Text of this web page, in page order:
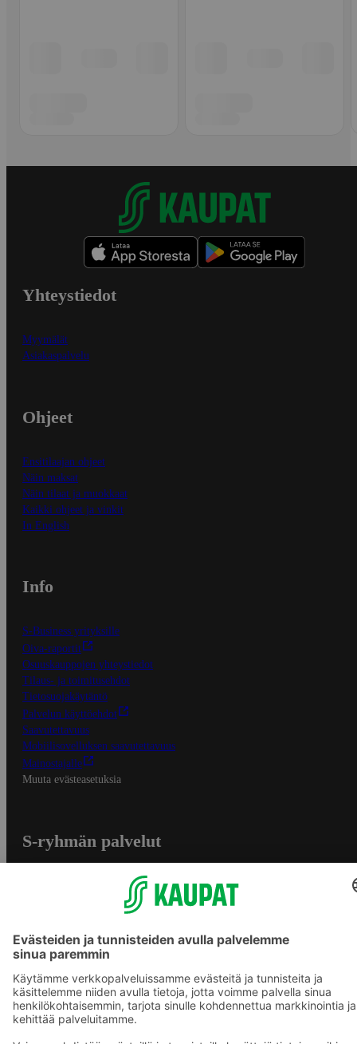
Yhteystiedot
Myymälät
Asiakaspalvelu
Ohjeet
Ensitilaajan ohjeet
Näin maksat
Näin tilaat ja muokkaat
Kaikki ohjeet ja vinkit
In English
Info
S-Business yrityksille
Oiva-raportit
Osuuskauppojen yhteystiedot
Tilaus- ja toimitusehdot
Tietosuojakäytäntö
Palvelun käyttöehdot
Saavutettavuus
Mobiilisovelluksen saavutettavuus
Mainostajalle
Muuta evästeasetuksia
S-ryhmän palvelut
S-ostoslista -sovellus
Prisma.fi
Sokos.fi
S-Pankki
Yhteishyvä
Sokos Hotels